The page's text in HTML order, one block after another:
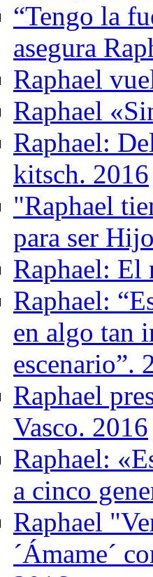
“Tengo la
asegura
Raphael
Raphael
Raphael:
kitsch. 2016
"Raphael
para ser
Raphael: El
Raphael:
en algo tan
escenario”.
Raphael
Vasco. 2016
Raphael:
a cinco
Raphael
´Ámame´